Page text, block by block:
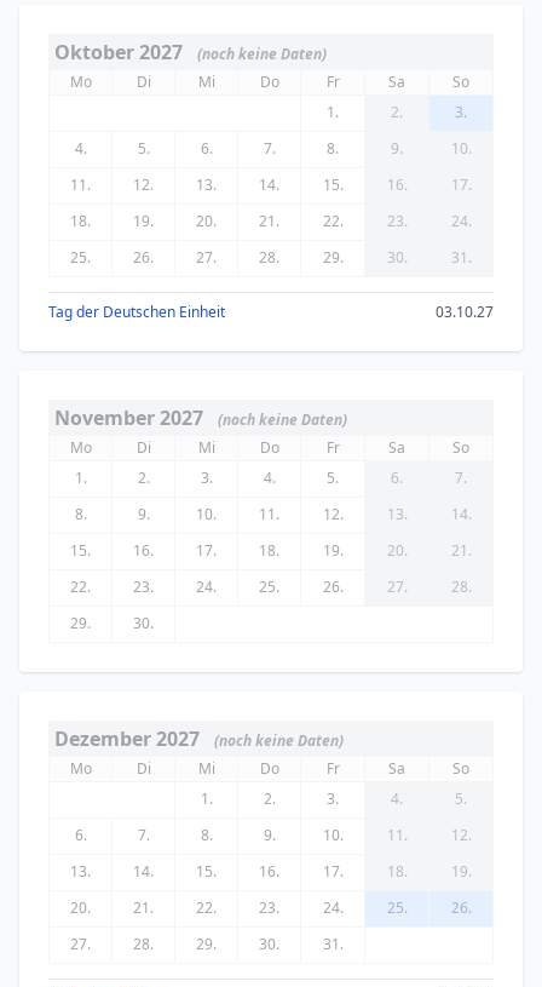
Oktober 2027
(noch keine Daten)
Mo
Di Mi Do Fr Sa
So
1.
2.
3.
4.
5. 6. 7. 8. 9.
10.
11.
12. 13. 14. 15. 16.
17.
18.
19. 20. 21. 22. 23.
24.
25.
26. 27. 28. 29. 30. 31.
Tag der Deutschen Einheit 03.10.27
November 2027
(noch keine Daten)
Mo
Di Mi Do Fr Sa
So
1.
2. 3. 4. 5. 6.
7.
8.
9. 10. 11. 12. 13.
14.
15.
16. 17. 18. 19. 20.
21.
22.
23. 24. 25. 26. 27.
28.
29.
30.
Dezember 2027
(noch keine Daten)
Mo
Di Mi Do Fr Sa
So
1.
2. 3. 4.
5.
6.
7. 8. 9. 10. 11.
12.
13.
14. 15. 16. 17. 18.
19.
20.
21. 22. 23. 24. 25.
26.
27.
28. 29. 30. 31.